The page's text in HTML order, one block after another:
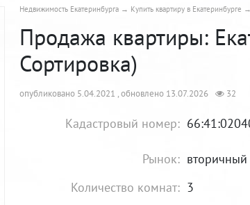
Недвижимость Екатеринбурга Купить квартиру в Екатеринбурге
Продажа квартиры:
Сортировка)
опубликовано 5.04.2021 , обновлено 13.07.2026 32
Кадастровый номер:
Рынок: вторичный
Количество комнат: 3